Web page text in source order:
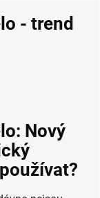
- trend
Nový